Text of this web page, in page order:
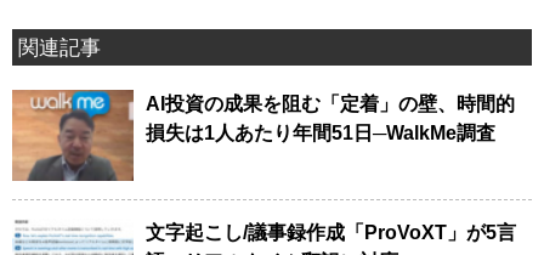
関連記事
AI投資の成果を阻む「定着」の壁、時間的
損失は1人あたり年間51日─WalkMe調査
文字起こし/議事録作成「ProVoXT」が5言